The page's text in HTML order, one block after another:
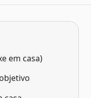
em casa)